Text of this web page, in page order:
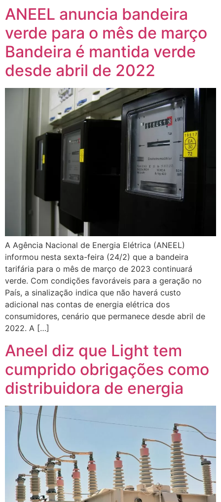
ANEEL anuncia bandeira
verde para o mês de março
Bandeira é mantida verde
desde abril de 2022
A Agência Nacional de Energia Elétrica (ANEEL)
informou nesta sexta-feira (24/2) que a bandeira
tarifária para o mês de março de 2023 continuará
verde. Com condições favoráveis para a geração no
País, a sinalização indica que não haverá custo
adicional nas contas de energia elétrica dos
consumidores, cenário que permanece desde abril de
2022. A […]
Aneel diz que Light tem
cumprido obrigações como
distribuidora de energia